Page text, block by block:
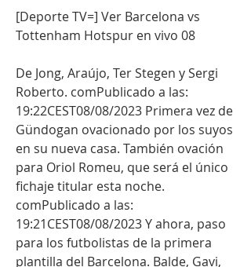
[Deporte TV=] Ver Barcelona vs
Tottenham Hotspur en vivo 08
De Jong, Araújo, Ter Stegen y Sergi
Roberto. comPublicado a las:
19:22CEST08/08/2023 Primera vez de
Gündogan ovacionado por los suyos
en su nueva casa. También ovación
para Oriol Romeu, que será el único
fichaje titular esta noche.
comPublicado a las:
19:21CEST08/08/2023 Y ahora, paso
para los futbolistas de la primera
plantilla del Barcelona. Balde, Gavi,